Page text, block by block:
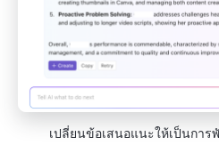
เปลี่ยนข้อเสนอแนะให้เป็นกา